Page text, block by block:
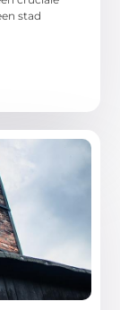
stad